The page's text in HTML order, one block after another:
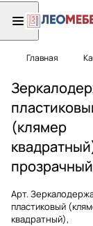
Главная
(клямер
прозрачный
Арт.
пластиковый
квадратный),